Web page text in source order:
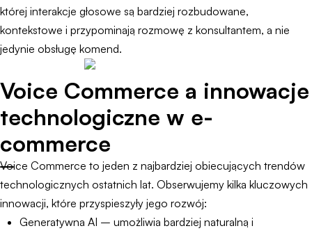
której interakcje głosowe są bardziej rozbudowane,
kontekstowe i przypominają rozmowę z konsultantem, a nie
jedynie obsługę komend.
Voice Commerce a innowacje
technologiczne w e-
commerce
Voice Commerce to jeden z najbardziej obiecujących trendów
technologicznych ostatnich lat. Obserwujemy kilka kluczowych
innowacji, które przyspieszyły jego rozwój:
Generatywna AI – umożliwia bardziej naturalną i